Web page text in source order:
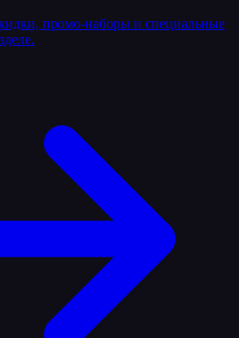
промо-наборы и специальные